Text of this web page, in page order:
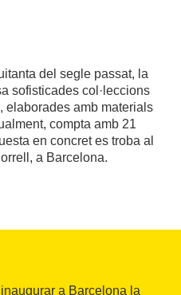
del segle passat, la
sofisticades col·leccions
elaborades amb materials
compta amb 21
en concret es troba al
a Barcelona.
a Barcelona la